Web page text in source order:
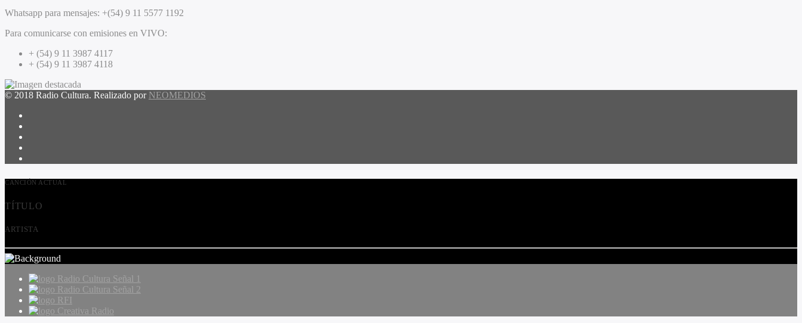
Whatsapp para mensajes: +(54) 9 11 5577 1192
Para comunicarse con emisiones en VIVO:
+ (54) 9 11 3987 4117
+ (54) 9 11 3987 4118
© 2018 Radio Cultura. Realizado por NEOMEDIOS
CANCIÓN ACTUAL
TÍTULO
ARTISTA
Radio Cultura Señal 1
Radio Cultura Señal 2
RFI
Creativa Radio